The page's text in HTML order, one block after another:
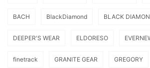
BACH BlackDiamond BLACK
DEEPER'S WEAR ELDORESO
finetrack GRANITE GEAR GREGORY